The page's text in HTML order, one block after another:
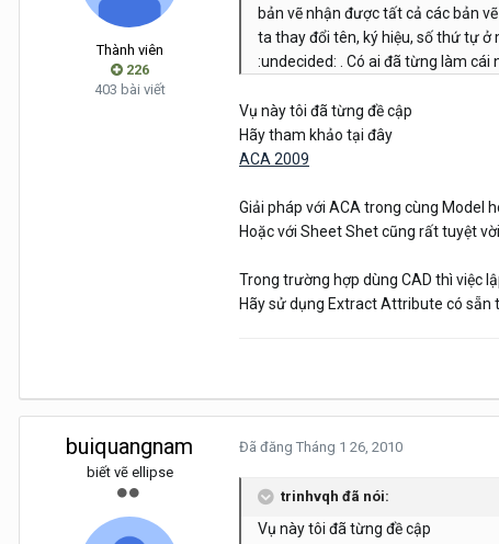
Thành viên
226
403 bài viết
bản vẽ nhận được tất cả các bản
ta thay đổi tên, ký hiệu, số thứ tự ở
:undecided: . Có ai đã từng làm cái
Vụ này tôi đã từng đề cập
Hãy tham khảo tại đây
ACA 2009
Giải pháp với ACA trong cùng Model
Hoặc với Sheet Shet cũng rất tuyệt vời
Trong trường hợp dùng CAD thì việc
Hãy sử dụng Extract Attribute có sẵn
buiquangnam
biết vẽ ellipse
Đã đăng Tháng 1 26, 2010
trinhvqh đã nói:
Vụ này tôi đã từng đề cập